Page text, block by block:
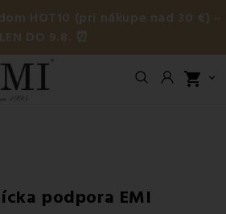
HOT10 (pri nákupe nad 30 €) –
LEN DO 9.8. ⏰
shopping_cart 
podpora EMI